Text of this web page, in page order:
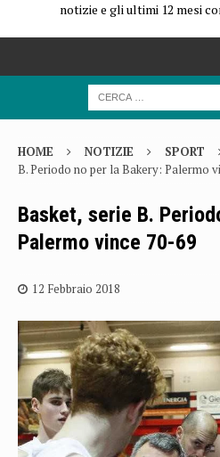
notizie e gli ultimi 12 mesi
HOME NOTIZIE SPORT
B. Periodo no per la Bakery: Palermo
Basket, serie B.
Palermo vince 70-69
12 Febbraio 2018